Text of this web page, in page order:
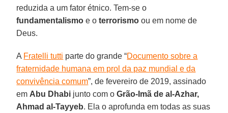
reduzida a um fator étnico. Tem-se o
fundamentalismo e oterrorismo ou em nome de
Deus.
A Fratelli tutti parte do grande “Documento sobre a
fraternidade humana em prol da paz mundial e da
convivência comum”, de fevereiro de 2019, assinado
em Abu Dhabi junto com oGrão-Imã de al-Azhar,
Ahmad al-Tayyeb. Ela o aprofunda em todas as suas